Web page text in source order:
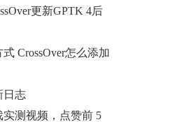
更新GPTK 4后
CrossOver怎么添加
日志
测视频，点赞前 5